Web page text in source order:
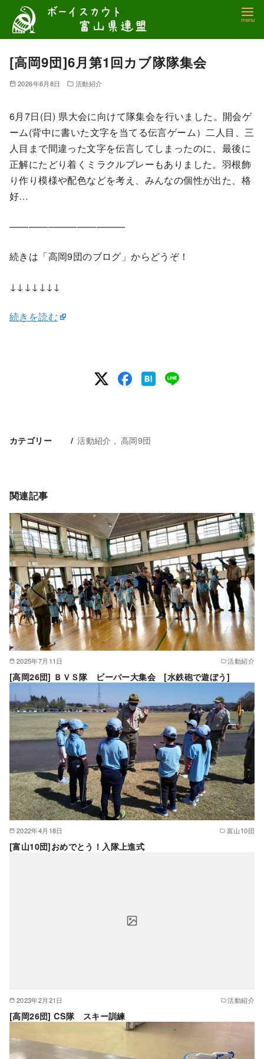
テ
[高岡9団]6月第1回カブ隊隊集会
2026年6月8日 活動紹介
6月7日(日) 県大会に向けて隊集会を行いました。開会ゲ
ーム(背中に書いた文字を当てる伝言ゲーム）二人目、三
人目まで間違った文字を伝言してしまったのに、最後に
正解にたどり着くミラクルプレーもありました。羽根飾
り作り模様や配色などを考え、みんなの個性が出た、格
好…
————————————
続きは「高岡9団のブログ」からどうぞ！
↓↓↓↓↓↓↓
続きを読む
カテゴリー 活動紹介 高岡9団
関連記事
2025年7月11日 活動紹介
[高岡26団] ＢＶＳ隊 ビーバー大集会 [水鉄砲で遊ぼう]
2022年4月18日 富山10団
[富山10団]おめでとう！入隊上進式
2023年2月21日 活動紹介
[高岡26団] CS隊 スキー訓練